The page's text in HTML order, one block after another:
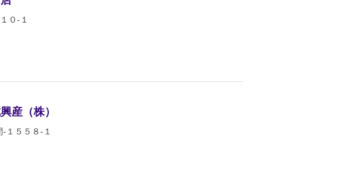
０-１
産（株）
１５５８-１